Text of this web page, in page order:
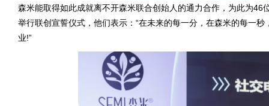
森米能取得如此成就离不开森米联合创始人的通力合作，为此为
举行联创宣誓仪式，他们表示：“在未来的每一分，在森米的每一
业!”